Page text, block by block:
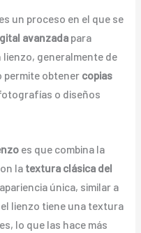
un proceso en el que se
avanzadapara
generalmente de
permite obtener copias
o diseños
es que combina la
la textura clásica del
única, similar a
lienzo tiene una textura
lo que las hace más